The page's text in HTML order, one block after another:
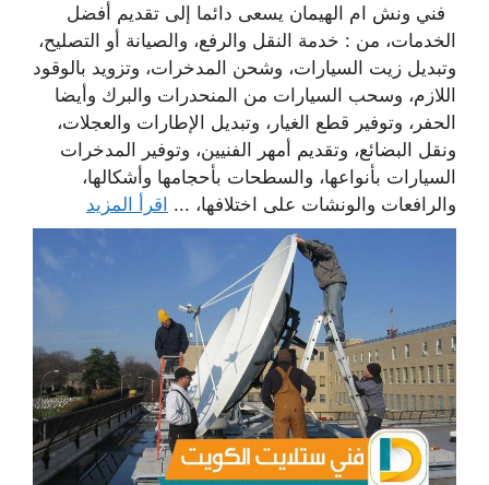
فني ونش ام الهيمان يسعى دائما إلى تقديم أفضل
الخدمات، من : خدمة النقل والرفع، والصيانة أو التصليح،
وتبديل زيت السيارات، وشحن المدخرات، وتزويد بالوقود
اللازم، وسحب السيارات من المنحدرات والبرك وأيضا
الحفر، وتوفير قطع الغيار، وتبديل الإطارات والعجلات،
ونقل البضائع، وتقديم أمهر الفنيين، وتوفير المدخرات
السيارات بأنواعها، والسطحات بأحجامها وأشكالها،
والرافعات والونشات على اختلافها، ... اقرأ المزيد